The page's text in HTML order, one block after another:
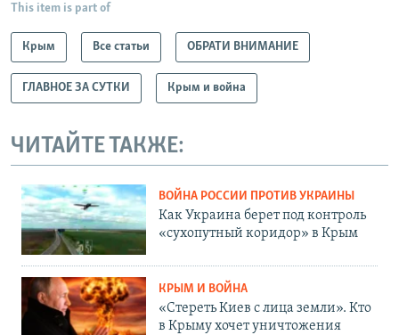
This item is part of
Крым Все статьи ОБРАТИ ВНИМАНИЕ
ГЛАВНОЕ ЗА СУТКИ Крым и война
ЧИТАЙТЕ ТАКЖЕ:
ВОЙНА РОССИИ ПРОТИВ УКРАИНЫ
Как Украина берет под контроль
«сухопутный коридор» в Крым
КРЫМ И ВОЙНА
«Стереть Киев с лица земли». Кто
в Крыму хочет уничтожения